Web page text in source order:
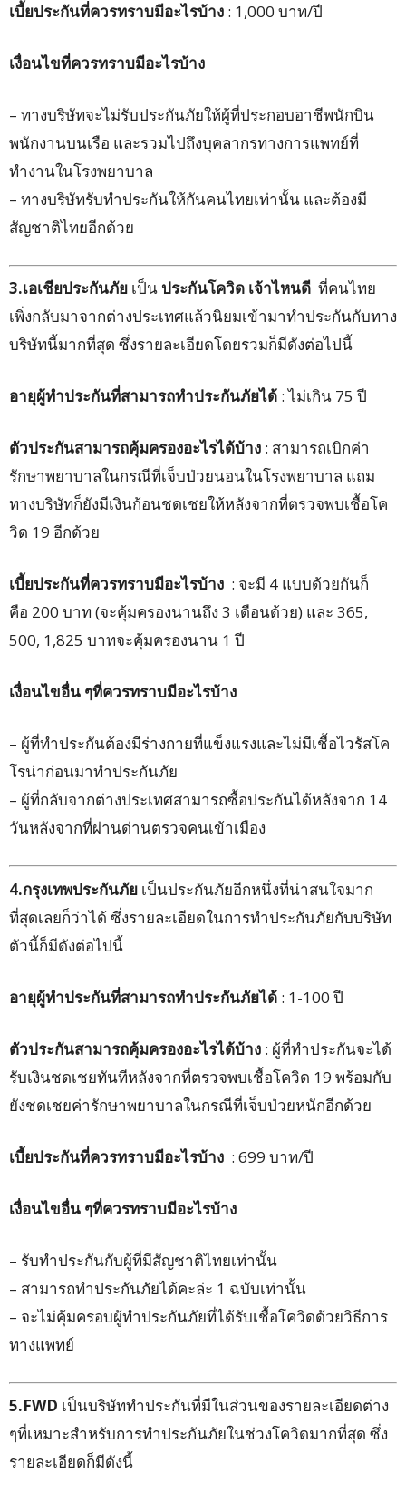
เบี้ยประกันที่ควรทราบมีอะไรบ้าง : 1,000 บาท/ปี
เงื่อนไขที่ควรทราบมีอะไรบ้าง
– ทางบริษัทจะไม่รับประกันภัยให้ผู้ที่ประกอบอาชีพนักบิน
พนักงานบนเรือ และรวมไปถึงบุคลากรทางการแพทย์ที่
ทำงานในโรงพยาบาล
– ทางบริษัทรับทำประกันให้กันคนไทยเท่านั้น และต้องมี
สัญชาติไทยอีกด้วย
3.เอเชียประกันภัย เป็นประกันโควิด เจ้าไหนดี ที่คนไทย
เพิ่งกลับมาจากต่างประเทศแล้วนิยมเข้ามาทำประกันกับทาง
บริษัทนี้มากที่สุด ซึ่งรายละเอียดโดยรวมก็มีดังต่อไปนี้
อายุผู้ทำประกันที่สามารถทำประกันภัยได้ : ไม่เกิน 75 ปี
ตัวประกันสามารถคุ้มครองอะไรได้บ้าง : สามารถเบิกค่า
รักษาพยาบาลในกรณีที่เจ็บป่วยนอนในโรงพยาบาล แถม
ทางบริษัทก็ยังมีเงินก้อนชดเชยให้หลังจากที่ตรวจพบเชื้อโค
วิด 19 อีกด้วย
เบี้ยประกันที่ควรทราบมีอะไรบ้าง : จะมี 4 แบบด้วยกันก็
คือ 200 บาท (จะคุ้มครองนานถึง 3 เดือนด้วย) และ 365,
500, 1,825 บาทจะคุ้มครองนาน 1 ปี
เงื่อนไขอื่น ๆที่ควรทราบมีอะไรบ้าง
– ผู้ที่ทำประกันต้องมีร่างกายที่แข็งแรงและไม่มีเชื้อไวรัสโค
โรน่าก่อนมาทำประกันภัย
– ผู้ที่กลับจากต่างประเทศสามารถซื้อประกันได้หลังจาก 14
วันหลังจากที่ผ่านด่านตรวจคนเข้าเมือง
4.กรุงเทพประกันภัย เป็นประกันภัยอีกหนึ่งที่น่าสนใจมาก
ที่สุดเลยก็ว่าได้ ซึ่งรายละเอียดในการทำประกันภัยกับบริษัท
ตัวนี้ก็มีดังต่อไปนี้
อายุผู้ทำประกันที่สามารถทำประกันภัยได้ : 1-100 ปี
ตัวประกันสามารถคุ้มครองอะไรได้บ้าง : ผู้ที่ทำประกันจะได้
รับเงินชดเชยทันทีหลังจากที่ตรวจพบเชื้อโควิด 19 พร้อมกับ
ยังชดเชยค่ารักษาพยาบาลในกรณีที่เจ็บป่วยหนักอีกด้วย
เบี้ยประกันที่ควรทราบมีอะไรบ้าง : 699 บาท/ปี
เงื่อนไขอื่น ๆที่ควรทราบมีอะไรบ้าง
– รับทำประกันกับผู้ที่มีสัญชาติไทยเท่านั้น
– สามารถทำประกันภัยได้คะล่ะ 1 ฉบับเท่านั้น
– จะไม่คุ้มครอบผู้ทำประกันภัยที่ได้รับเชื้อโควิดด้วยวิธีการ
ทางแพทย์
5.FWD เป็นบริษัททำประกันที่มีในส่วนของรายละเอียดต่าง
ๆที่เหมาะสำหรับการทำประกันภัยในช่วงโควิดมากที่สุด ซึ่ง
รายละเอียดก็มีดังนี้